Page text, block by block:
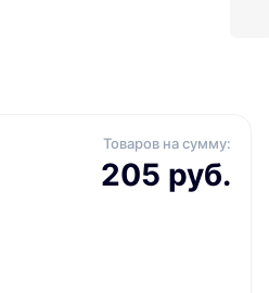
Товаров на сумму:
205 руб.